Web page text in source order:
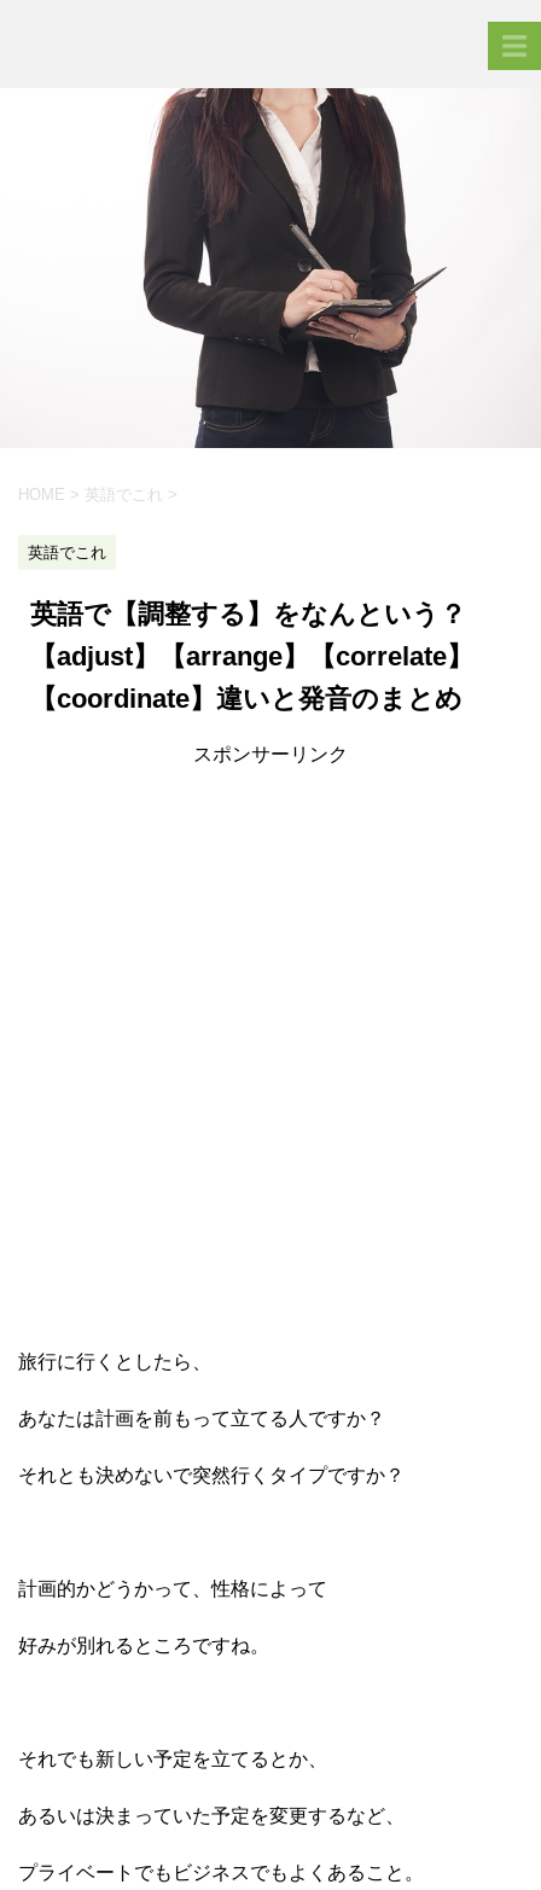
HOME > 英語でこれ >
英語でこれ
英語で【調整する】をなんという？
【adjust】【arrange】【correlate】
【coordinate】違いと発音のまとめ
スポンサーリンク
旅行に行くとしたら、
あなたは計画を前もって立てる人ですか？
それとも決めないで突然行くタイプですか？
計画的かどうかって、性格によって
好みが別れるところですね。
それでも新しい予定を立てるとか、
あるいは決まっていた予定を変更するなど、
プライベートでもビジネスでもよくあること。